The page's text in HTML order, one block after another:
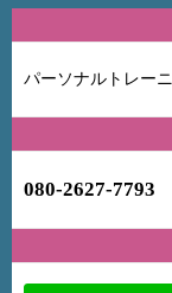
パーソナルトレー
080-2627-7793